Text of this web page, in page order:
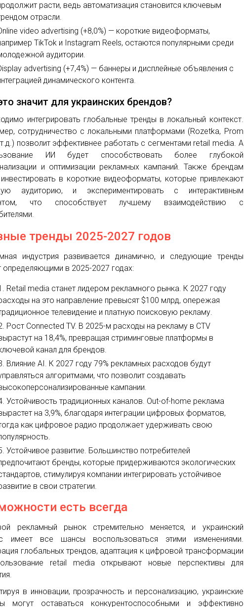
расти, ведь автоматизация становится ключевым
отрасли.
video advertising (+8,0%) — короткие видеоформаты,
TikTok и Instagram Reels, остаются популярными среди
аудитории.
advertising (+7,4%) — баннеры и дисплейные объявления с
динамического контента.
значит для украинских брендов?
интегрировать глобальные тренды в локальный контекст.
сотрудничество с локальными платформами (Rozetka, Prom
позволит эффективнее работать с сегментами retail media. А
ИИ будет способствовать более глубокой
и оптимизации рекламных кампаний. Также брендам
инвестировать в короткие видеоформаты, которые привлекают
аудиторию, и экспериментировать с интерактивным
что способствует лучшему взаимодействию с
тренды 2025-2027 годов
индустрия развивается динамично, и следующие тренды
определяющими в 2025-2027 годах:
Retail media станет лидером рекламного рынка. К 2027 году
на это направление превысят $100 млрд, опережая
телевидение и платную поисковую рекламу.
Рост Connected TV. В 2025-м расходы на рекламу в CTV
на 18,4%, превращая стриминговые платформы в
канал для брендов.
Влияние AI. К 2027 году 79% рекламных расходов будут
алгоритмами, что позволит создавать
кампании.
Устойчивость традиционных каналов. Out-of-home реклама
на 3,9%, благодаря интеграции цифровых форматов,
как цифровое радио продолжает удерживать свою
Устойчивое развитие. Большинство потребителей
бренды, которые придерживаются экологических
стимулируя компании интегрировать устойчивое
в свои стратегии.
есть всегда
рекламный рынок стремительно меняется, и украинский
имеет все шансы воспользоваться этими изменениями.
глобальных трендов, адаптация к цифровой трансформации
retail media открывают новые перспективы для
в инновации, прозрачность и персонализацию, украинские
могут оставаться конкурентоспособными и эффективно